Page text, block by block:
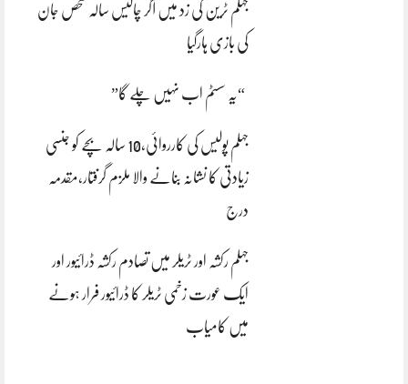
جہلم ٹرین کی زد میں آکر چالیس سالہ شخص جان
کی بازی ہارگیا
“یہ سسٹم اب نہیں چلے گا”
جہلم پولیس کی کارروائی،10 سالہ بچے کو جنسی
زیادتی کا نشانہ بنانے والا ملزم گرفتار،مقدمہ
درج
جہلم رکشہ اور ٹریلر میں تصادم رکشہ ڈرائیور اور
ایک عورت زخمی ٹریلر کا ڈرائیور فرار ہونے
میں کامیاب